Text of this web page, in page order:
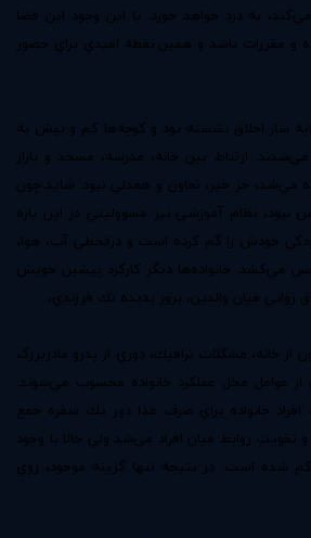
به درد خواهد خورد. با اين وجود اين فضا
و مقررات باشد و همين نقطه اميدي براي حضور
سار اخلاق نشسته بود و كوچه‌ها كم و بيش به
ارتباط بين خانه، مدرسه، مسجد و بازار
مي‌شد، جز خير، تعاون و همدلي نبود. شايد چون
نظام آموزشي نيز مسووليتي در اين باره
خودش را گم كرده است و درقحطي آب، هوا،
مي‌كشد. خانواده‌ها ديگر كاركرد پيشين خويش
رواني ميان والدين، بروز پديده تك فرزندي،
از خانه، مشكلات ترافيك، دوري از پدرو مادربزرگ
از عوامل مخل عملكرد خانواده محسوب مي‌شوند.
خانواده براي صرف غذا دور يك سفره جمع
روابط ميان افراد مي‌شد ولي حالا با وجود
شده است. در نتيجه تنها گزينه موجود، روي